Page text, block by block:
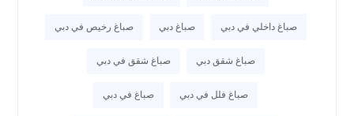
صباغ داخلي في دبي صباغ دبي صباغ رخيص في دبي
صباغ شقق دبي صباغ شقق في دبي
صباغ فلل في دبي صباغ في دبي